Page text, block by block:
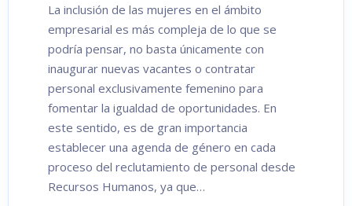
La inclusión de las mujeres en el ámbito
empresarial es más compleja de lo que se
podría pensar, no basta únicamente con
inaugurar nuevas vacantes o contratar
personal exclusivamente femenino para
fomentar la igualdad de oportunidades. En
este sentido, es de gran importancia
establecer una agenda de género en cada
proceso del reclutamiento de personal desde
Recursos Humanos, ya que…